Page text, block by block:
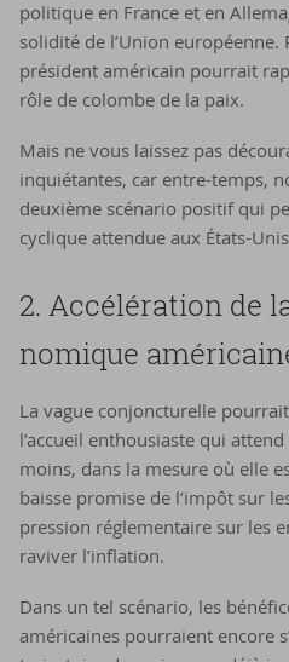
politique en France et en
solidité de l’Union européenne.
président américain pourrait
rôle de colombe de la paix.
Mais ne vous laissez pas
inquiétantes, car entre-temps,
deuxième scénario positif qui
cyclique attendue aux États-
2. Ac­cé­lé­ra­tion de
no­mique
La vague conjoncturelle
l’accueil enthousiaste qui
moins, dans la mesure où elle
baisse promise de l’impôt sur
pression réglementaire sur les
raviver l’inflation.
Dans un tel scénario, les
américaines pourraient encore